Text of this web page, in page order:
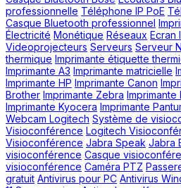
professionnelle Téléphone IP PoE
Casque Bluetooth professionnel
Électricité Monétique Réseaux Ecran
Videoprojecteurs Serveurs Serveur
thermique Imprimante étiquette
Imprimante A3 Imprimante matricielle
Imprimante HP Imprimante Canon
Brother Imprimante Zebra Imprimante
Imprimante Kyocera Imprimante
Webcam Logitech Système de
Visioconférence Logitech
Visioconférence Jabra Speak Jabra
visioconférence Casque
visioconférence Caméra PTZ
gratuit Antivirus pour PC Antivirus